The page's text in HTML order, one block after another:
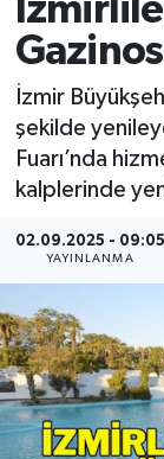
İzmir
şekilde
Fuarı’nda
kalplerinde
02.09.2025 - 09:05
YAYINLANMA
Spor
Ekonomi
Sağlık
Magazin
Kültür
Resmi
Tüm
Son
Haber